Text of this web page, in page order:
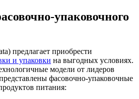
упаковочного
предлагает приобрести
и упаковки на выгодных условиях.
модели от лидеров
фасовочно-упаковочные
питания: